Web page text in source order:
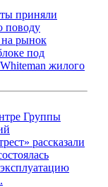
приняли
поводу
рынок
под
жилого
Группы
рассказали